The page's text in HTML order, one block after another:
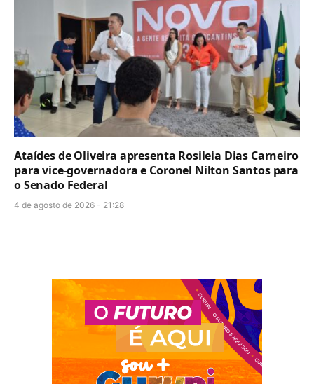
Ataídes de Oliveira apresenta Rosileia Dias Carneiro
para vice-governadora e Coronel Nilton Santos para
o Senado Federal
4 de agosto de 2026 - 21:28